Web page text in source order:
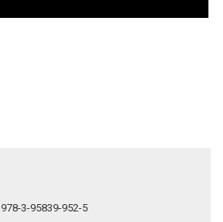
978-3-95839-952-5